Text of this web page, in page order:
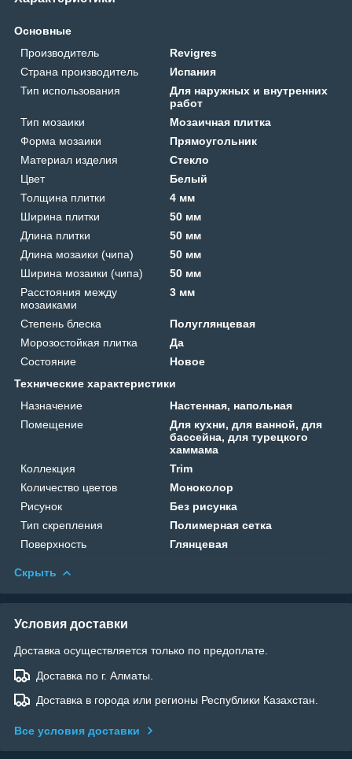
Основные
Производитель
Revigres
Страна производитель
Испания
Тип использования
Для наружных и внутренних
работ
Тип мозаики
Мозаичная плитка
Форма мозаики
Прямоугольник
Материал изделия
Стекло
Цвет
Белый
Толщина плитки
4 мм
Ширина плитки
50 мм
Длина плитки
50 мм
Длина мозаики (чипа)
50 мм
Ширина мозаики (чипа)
50 мм
Расстояния между
мозаиками
3 мм
Степень блеска
Полуглянцевая
Морозостойкая плитка
Да
Состояние
Новое
Технические характеристики
Назначение
Настенная, напольная
Помещение
Для кухни, для ванной, для
бассейна, для турецкого
хаммама
Коллекция
Trim
Количество цветов
Моноколор
Рисунок
Без рисунка
Тип скрепления
Полимерная сетка
Поверхность
Глянцевая
Скрыть
Условия доставки
Доставка осуществляется только по предоплате.
Доставка по г. Алматы.
Доставка в города или регионы Республики Казахстан.
Все условия доставки